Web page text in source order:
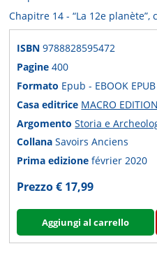
Chapitre 14 - “La 12e planète”,
ISBN9788828595472
Pagine400
Formato Epub - EBOOK EPUB
Casa editrice MACRO
ArgomentoStoria e
CollanaSavoirs Anciens
Prima edizionefévrier 2020
Prezzo € 17,99
Aggiungi al carrello